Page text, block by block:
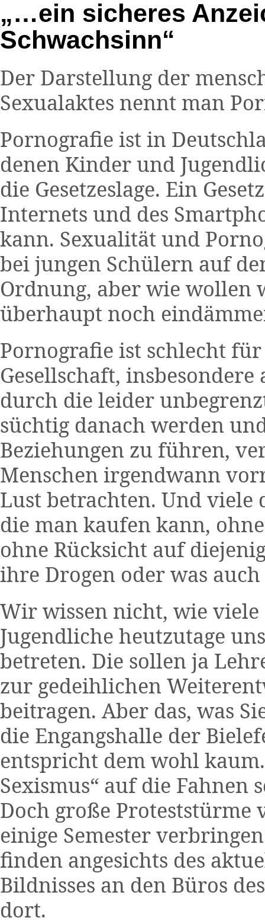
„…ein sicheres
Schwachsinn“
Der Darstellung der
Sexualaktes nennt man
Pornografie ist in
denen Kinder und
die Gesetzeslage. Ein
Internets und des
kann. Sexualität und
bei jungen Schülern auf
Ordnung, aber wie wollen
überhaupt noch
Pornografie ist schlecht
Gesellschaft,
durch die leider
süchtig danach werden
Beziehungen zu führen,
Menschen irgendwann
Lust betrachten. Und viele
die man kaufen kann,
ohne Rücksicht auf
ihre Drogen oder was
Wir wissen nicht, wie
Jugendliche heutzutage
betreten. Die sollen ja
zur gedeihlichen
beitragen. Aber das, was
die Engangshalle der
entspricht dem wohl
Sexismus“ auf die Fahnen
Doch große
einige Semester
finden angesichts des
Bildnisses an den Büros
dort.